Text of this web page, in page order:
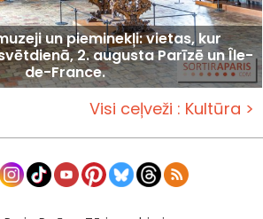
un pieminekļi: vietas, kur
2. augusta Parīzē un Île-
de-France.
Visi ceļveži : Kultūra >